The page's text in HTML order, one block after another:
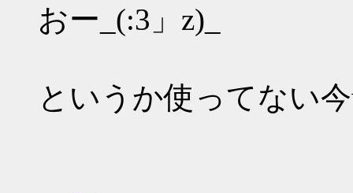
おー_(:3」z)_
というか使ってない